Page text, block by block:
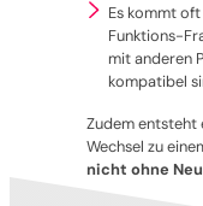
Es kommt oft
Funktions-
mit anderen
kompatibel
Zudem entsteht
Wechsel zu
nicht ohne